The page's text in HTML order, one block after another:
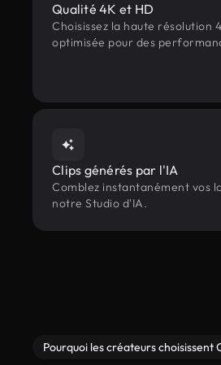
Qualité 4K et HD
Choisissez la haute résolution
optimisée pour des
Clips générés par l'IA
Comblez instantanément vos
notre Studio d'IA.
Pourquoi les créateurs choisissent